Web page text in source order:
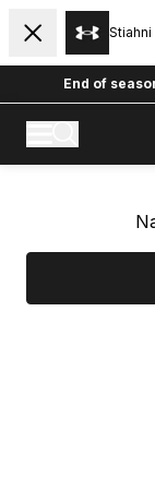
Stiahni
End of